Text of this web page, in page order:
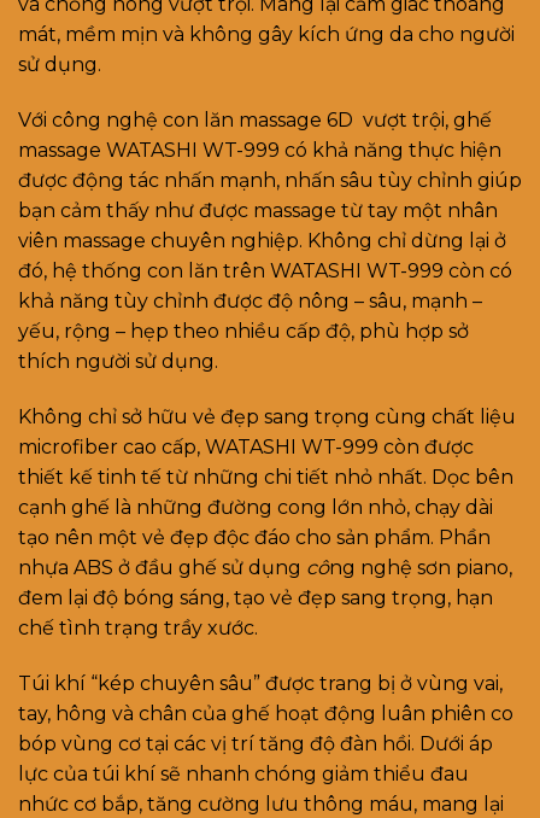
mát, mềm mịn và không gây kích ứng da cho người
sử dụng.
Với công nghệ con lăn massage 6D vượt trội, ghế
massage WATASHI WT-999 có khả năng thực hiện
được động tác nhấn mạnh, nhấn sâu tùy chỉnh giúp
bạn cảm thấy như được massage từ tay một nhân
viên massage chuyên nghiệp. Không chỉ dừng lại ở
đó, hệ thống con lăn trên WATASHI WT-999 còn có
khả năng tùy chỉnh được độ nông – sâu, mạnh –
yếu, rộng – hẹp theo nhiều cấp độ, phù hợp sở
thích người sử dụng.
Không chỉ sở hữu vẻ đẹp sang trọng cùng chất liệu
microfiber cao cấp, WATASHI WT-999 còn được
thiết kế tinh tế từ những chi tiết nhỏ nhất. Dọc bên
cạnh ghế là những đường cong lớn nhỏ, chạy dài
tạo nên một vẻ đẹp độc đáo cho sản phẩm. Phần
nhựa ABS ở đầu ghế sử dụng công nghệ sơn piano,
đem lại độ bóng sáng, tạo vẻ đẹp sang trọng, hạn
chế tình trạng trầy xước.
Túi khí “kép chuyên sâu” được trang bị ở vùng vai,
tay, hông và chân của ghế hoạt động luân phiên co
bóp vùng cơ tại các vị trí tăng độ đàn hồi. Dưới áp
lực của túi khí sẽ nhanh chóng giảm thiểu đau
nhức cơ bắp, tăng cường lưu thông máu, mang lại